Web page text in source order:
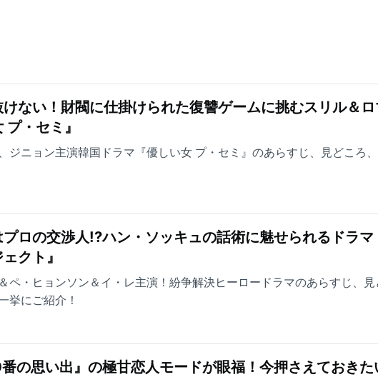
ない！財閥に仕掛けられた復讐ゲームに挑むスリル＆
・セミ』
ジニョン主演韓国ドラマ『優しい女 プ・セミ』のあらすじ、見どころ
ロの交渉人!?ハン・ソッキュの話術に魅せられるドラマ
クト』
ペ・ヒョンソン＆イ・レ主演！紛争解決ヒーロードラマのあらすじ、見
挙にご紹介！
の思い出』の極甘恋人モードが眼福！今押さえておきた